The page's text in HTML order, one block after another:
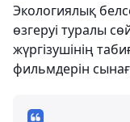
Экологиялық
өзгеруі туралы
жүргізушінің
фильмдерін